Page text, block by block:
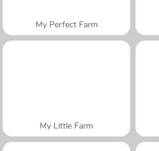
My Perfect Farm
My Little Farm